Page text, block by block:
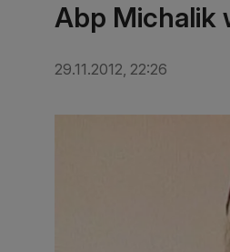
Abp Michalik
29.11.2012, 22:26